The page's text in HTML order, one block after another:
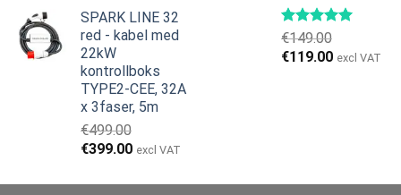
var:
€999.00.
er:
€979.00.
SPARK LINE 32
red - kabel med
22kW
kontrollboks
TYPE2-CEE, 32A
x 3faser, 5m
€499.00
Opprinnelig
var:
€399.00Nåværende
er:
excl VAT
€149.00
Opprinnelig
€119.00 excl VAT